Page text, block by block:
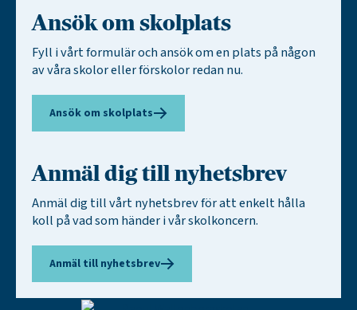
Ansök om skolplats
Fyll i vårt formulär och ansök om en plats på någon
av våra skolor eller förskolor redan nu.
Ansök om skolplats
Anmäl dig till nyhetsbrev
Anmäl dig till vårt nyhetsbrev för att enkelt hålla
koll på vad som händer i vår skolkoncern.
Anmäl till nyhetsbrev